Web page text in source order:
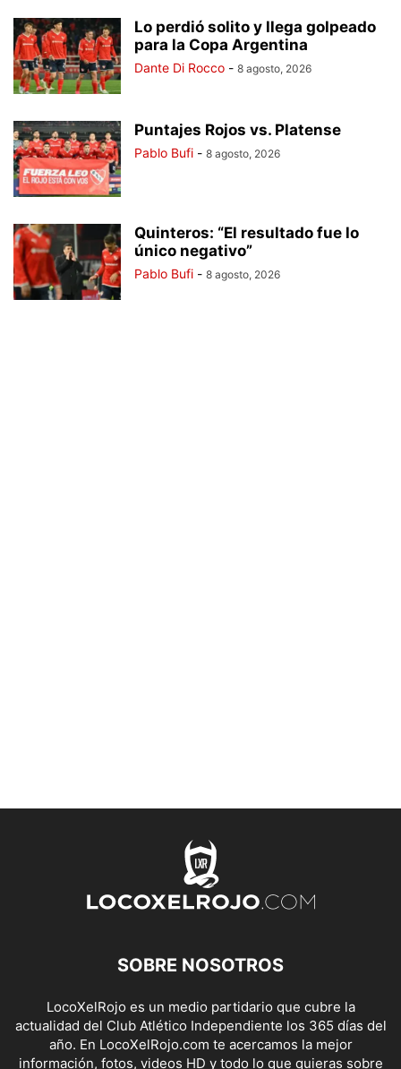
Lo perdió solito y llega golpeado
para la Copa Argentina
Dante Di Rocco - 8 agosto, 2026
Puntajes Rojos vs. Platense
Pablo Bufi - 8 agosto, 2026
Quinteros: “El resultado fue lo
único negativo”
Pablo Bufi - 8 agosto, 2026
SOBRE NOSOTROS
LocoXelRojo es un medio partidario que cubre la
actualidad del Club Atlético Independiente los 365 días del
año. En LocoXelRojo.com te acercamos la mejor
información, fotos, videos HD y todo lo que quieras sobre